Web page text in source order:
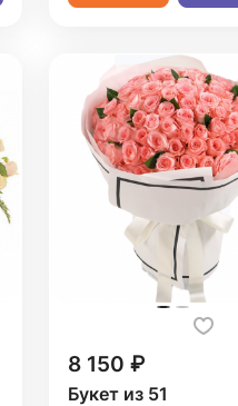
8 150 ₽
Букет из 51